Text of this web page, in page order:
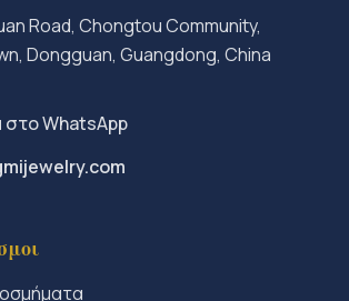
Road, Chongtou Community,
Dongguan, Guangdong, China
στο WhatsApp